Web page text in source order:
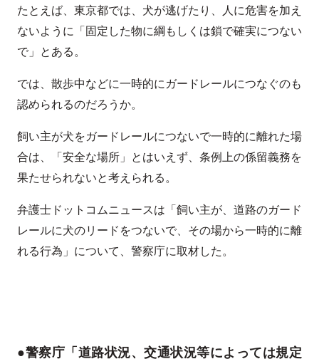
たとえば、東京都では、犬が逃げたり、人に危害を加え
ないように「固定した物に綱もしくは鎖で確実につない
で」とある。
では、散歩中などに一時的にガードレールにつなぐのも
認められるのだろうか。
飼い主が犬をガードレールにつないで一時的に離れた場
合は、「安全な場所」とはいえず、条例上の係留義務を
果たせられないと考えられる。
弁護士ドットコムニュースは「飼い主が、道路のガード
レールに犬のリードをつないで、その場から一時的に離
れる行為」について、警察庁に取材した。
●警察庁「道路状況、交通状況等によっては規定